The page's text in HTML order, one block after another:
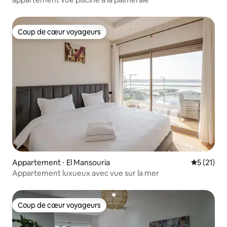
Coup de cœur voyageurs
Coup de cœur voyageurs
Appartement ⋅ El Mansouria
5 (21)
Appartement luxueux avec vue sur la mer
Coup de cœur voyageurs
Coup de cœur voyageurs